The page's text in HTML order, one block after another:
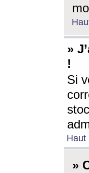
»
!
Si
Haut
»